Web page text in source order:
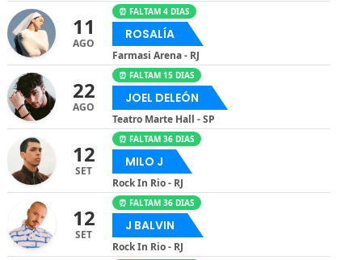
11
AGO
⏰ FALTAM 4 DIAS
ROSALÍA
Farmasi Arena - RJ
22
AGO
⏰ FALTAM 15 DIAS
JOEL DELEÓN
Teatro Marte Hall - SP
12
SET
⏰ FALTAM 36 DIAS
MILO J
Rock In Rio - RJ
12
SET
⏰ FALTAM 36 DIAS
J BALVIN
Rock In Rio - RJ